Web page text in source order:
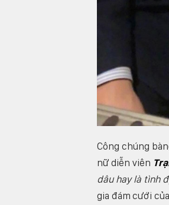
Công chúng
nữ diễn viên
dâu hay là tình
gia đám cưới